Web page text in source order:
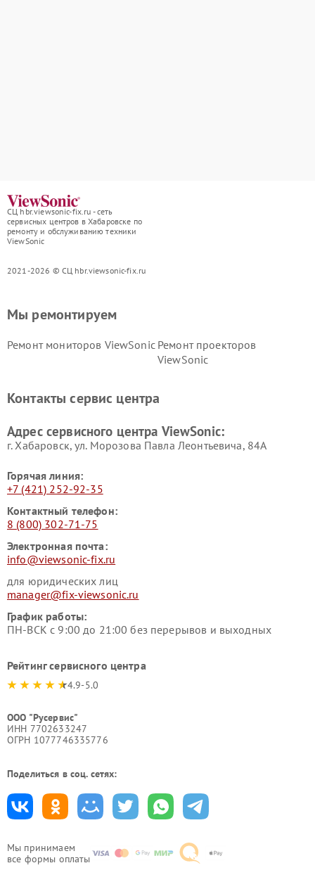
СЦ hbr.viewsonic-fix.ru - сеть
сервисных центров в Хабаровске по
ремонту и обслуживанию техники
ViewSonic
2021-2026 © СЦ hbr.viewsonic-fix.ru
Мы принимаем
все формы оплаты
Мы ремонтируем
Ремонт мониторов ViewSonic Ремонт проекторов
ViewSonic
Контакты сервис центра
Адрес сервисного центра ViewSonic:
г. Хабаровск, ул. Морозова Павла Леонтьевича, 84А
Горячая линия:
+7 (421) 252-92-35
Контактный телефон:
8 (800) 302-71-75
Электронная почта:
info@viewsonic-fix.ru
для юридических лиц
manager@fix-viewsonic.ru
График работы:
ПН-ВСК с 9:00 до 21:00 без перерывов и выходных
Рейтинг сервисного центра
4.9-5.0
ООО "Русервис"
ИНН 7702633247
ОГРН 1077746335776
Поделиться в соц. сетях: